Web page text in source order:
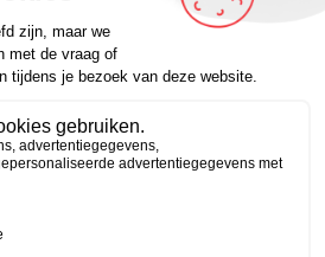
Spotify